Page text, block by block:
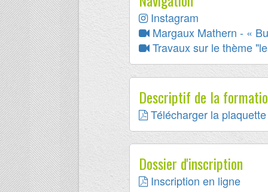
Instagram
Margaux Mathern - «
Travaux sur le thème
Descriptif de la
Télécharger la
Dossier d'inscription
Inscription en ligne